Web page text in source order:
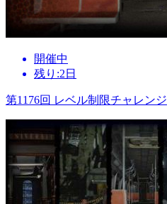
開催中
残り:2日
第1176回 レベル制限チャレンジ